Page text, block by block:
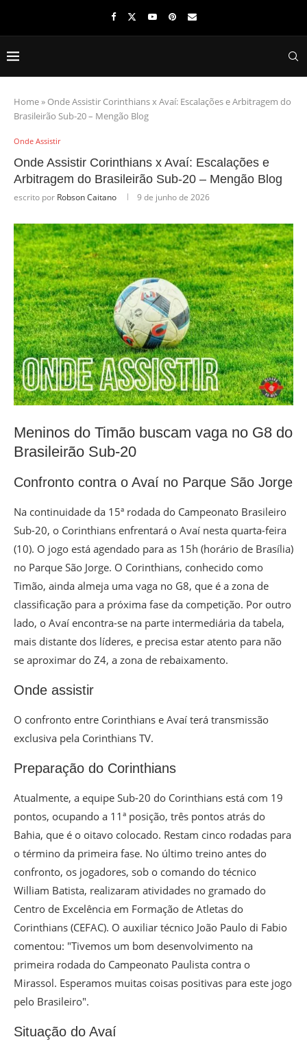
Home» Onde Assistir Corinthians x Avaí: Escalações e Arbitragem do
Brasileirão Sub-20 – Mengão Blog
Onde Assistir
Onde Assistir Corinthians x Avaí: Escalações e
Arbitragem do Brasileirão Sub-20 – Mengão Blog
escrito por Robson Caitano 9 de junho de 2026
Meninos do Timão buscam vaga no G8 do
Brasileirão Sub-20
Confronto contra o Avaí no Parque São Jorge
Na continuidade da 15ª rodada do Campeonato Brasileiro
Sub-20, o Corinthians enfrentará o Avaí nesta quarta-feira
(10). O jogo está agendado para as 15h (horário de Brasília)
no Parque São Jorge. O Corinthians, conhecido como
Timão, ainda almeja uma vaga no G8, que é a zona de
classificação para a próxima fase da competição. Por outro
lado, o Avaí encontra-se na parte intermediária da tabela,
mais distante dos líderes, e precisa estar atento para não
se aproximar do Z4, a zona de rebaixamento.
Onde assistir
O confronto entre Corinthians e Avaí terá transmissão
exclusiva pela Corinthians TV.
Preparação do Corinthians
Atualmente, a equipe Sub-20 do Corinthians está com 19
pontos, ocupando a 11ª posição, três pontos atrás do
Bahia, que é o oitavo colocado. Restam cinco rodadas para
o término da primeira fase. No último treino antes do
confronto, os jogadores, sob o comando do técnico
William Batista, realizaram atividades no gramado do
Centro de Excelência em Formação de Atletas do
Corinthians (CEFAC). O auxiliar técnico João Paulo di Fabio
comentou: "Tivemos um bom desenvolvimento na
primeira rodada do Campeonato Paulista contra o
Mirassol. Esperamos muitas coisas positivas para este jogo
pelo Brasileiro".
Situação do Avaí